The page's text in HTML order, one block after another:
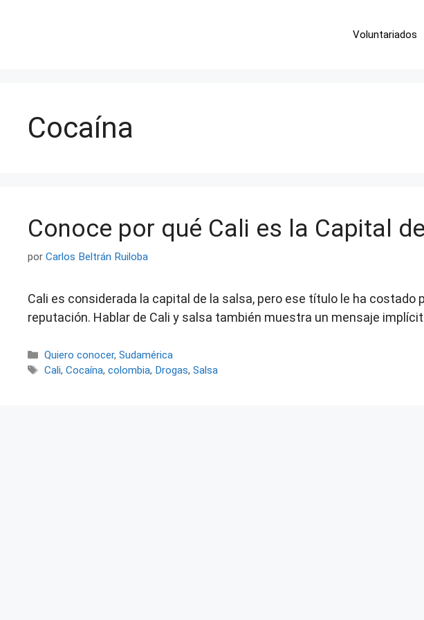
Voluntariados
Cocaína
Conoce por qué Cali es la Capital
por Carlos Beltrán Ruiloba
Cali es considerada la capital de la salsa, pero ese título le ha costado
reputación. Hablar de Cali y salsa también muestra un mensaje
Categorías
Quiero conocer,Sudamérica
Etiquetas
Cali,Cocaína,colombia, Drogas,Salsa